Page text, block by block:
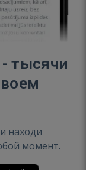
тысячи
находи
момент.